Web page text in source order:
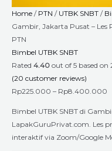
Home / PTN / UTBK SNBT /
Gambir, Jakarta Pusat –
PTN
Bimbel UTBK SNBT
Rated 4.40 out of 5 based on
(20 customer reviews)
Rp225.000 – Rp8.400.000
Bimbel UTBK SNBT di
LapakGuruPrivat.com. Les
interaktif via Zoom/Google